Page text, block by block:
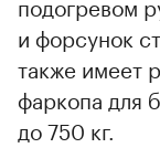
и форсунок
также имеет
фаркопа для
до 750 кг.